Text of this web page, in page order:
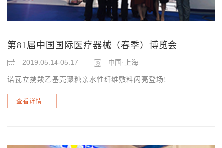
第81届中国国际医疗器械（春季）博览会
2019.05.14-05.17 中国·上海
诺瓦立携羧乙基壳聚糖亲水性纤维敷料闪亮登场!
查看详情 +